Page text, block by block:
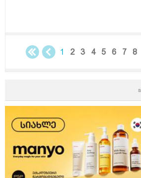
დაბანვაზე მიუხეშდება და
1 2 3 4 5 6 7 8